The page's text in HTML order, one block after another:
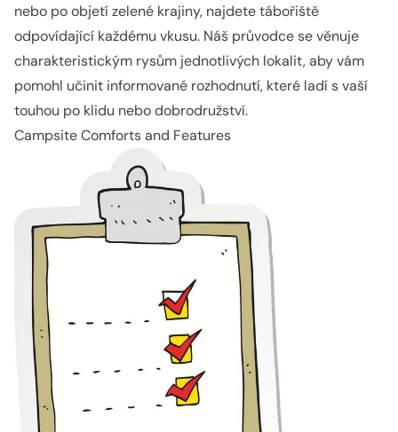
nebo po objetí zelené krajiny, najdete tábořiště
odpovídající každému vkusu. Náš průvodce se věnuje
charakteristickým rysům jednotlivých lokalit, aby vám
pomohl učinit informované rozhodnutí, které ladí s vaší
touhou po klidu nebo dobrodružství.
Campsite Comforts and Features